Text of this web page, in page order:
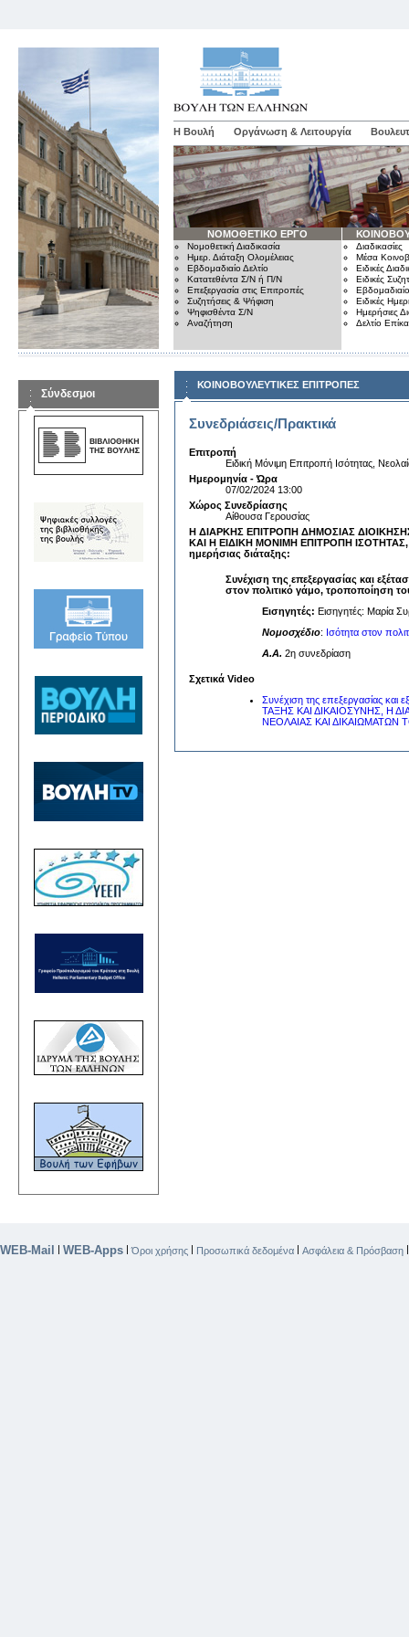
Η Βουλή Οργάνωση & Λειτουργία
ΝΟΜΟΘΕΤΙΚΟ ΕΡΓΟ
Νομοθετική Διαδικασία
Ημερ. Διάταξη Ολομέλειας
Εβδομαδιαίο Δελτίο
Κατατεθέντα Σ/Ν ή Π/Ν
Επεξεργασία στις Επιτροπές
Συζητήσεις & Ψήφιση
Ψηφισθέντα Σ/Ν
Αναζήτηση
Διαδικασίες
Μέσα
Ειδικές
Ειδικές
Εβδομαδιαίο
Ειδικές
Ημερήσιες
Δελτίο
Σύνδεσμοι
ΚΟΙΝΟΒΟΥΛΕΥΤΙΚΕΣ ΕΠΙΤΡΟΠΕΣ
Συνεδριάσεις/Πρακτικά
Επιτροπή
Ειδική Μόνιμη Επιτροπή Ισότητας,
Ημερομηνία - Ώρα
07/02/2024 13:00
Χώρος Συνεδρίασης
Αίθουσα Γερουσίας
Η ΔΙΑΡΚΗΣ ΕΠΙΤΡΟΠΗ ΔΗΜΟΣΙΑΣ
ΚΑΙ Η ΕΙΔΙΚΗ ΜΟΝΙΜΗ ΕΠΙΤΡΟΠΗ
ημερήσιας διάταξης:
Συνέχιση της επεξεργασίας και
στον πολιτικό γάμο, τροποποίηση
Εισηγητές: Εισηγητές: Μαρία
Νομοσχέδιο: Ισότητα στον
A.A. 2η συνεδρίαση
Σχετικά Video
Συνέχιση της επεξεργασίας
ΤΑΞΗΣ ΚΑΙ ΔΙΚΑΙΟΣΥΝΗΣ, Η
ΝΕΟΛΑΙΑΣ ΚΑΙ
WEB-Mail WEB-Apps |Όροι χρήσης Προσωπικά δεδομένα Ασφάλεια & Πρόσβαση